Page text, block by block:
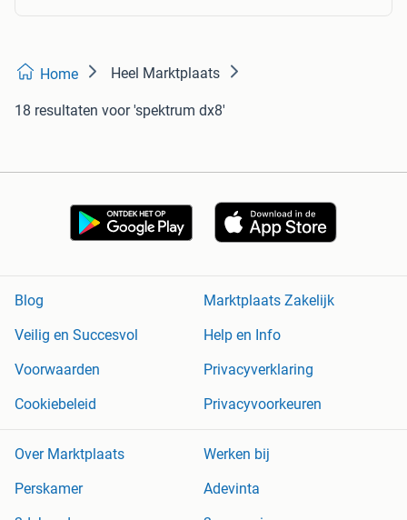
Home Heel Marktplaats
18 resultaten voor 'spektrum dx8'
Blog
Marktplaats Zakelijk
Veilig en Succesvol
Help en Info
Voorwaarden
Privacyverklaring
Cookiebeleid
Privacyvoorkeuren
Over Marktplaats
Werken bij
Perskamer
Adevinta